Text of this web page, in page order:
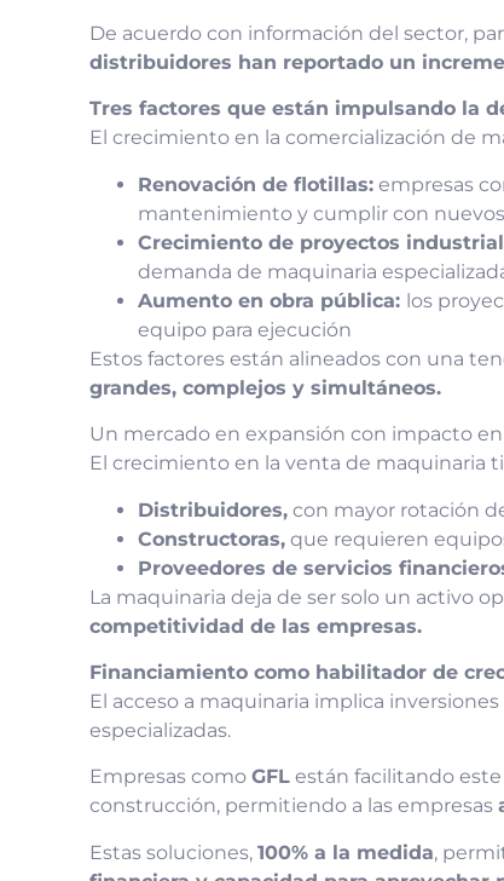
De acuerdo con información del sector,
distribuidores han reportado un
Tres factores que están impulsando la
El crecimiento en la comercialización de
Renovación de flotillas:empresas
mantenimiento y cumplir con
Crecimiento de proyectos
demanda de maquinaria
Aumento en obra pública: los
equipo para ejecución
Estos factores están alineados con una
grandes, complejos y simultáneos.
Un mercado en expansión con impacto
El crecimiento en la venta de maquinaria
Distribuidores,con mayor rotación
Constructoras,que requieren
Proveedores de servicios
La maquinaria deja de ser solo un activo
competitividad de las empresas.
Financiamiento como habilitador de
El acceso a maquinaria implica
especializadas.
Empresas como GFLestán facilitando este
construcción, permitiendo a las empresas
Estas soluciones, 100% a la medida,